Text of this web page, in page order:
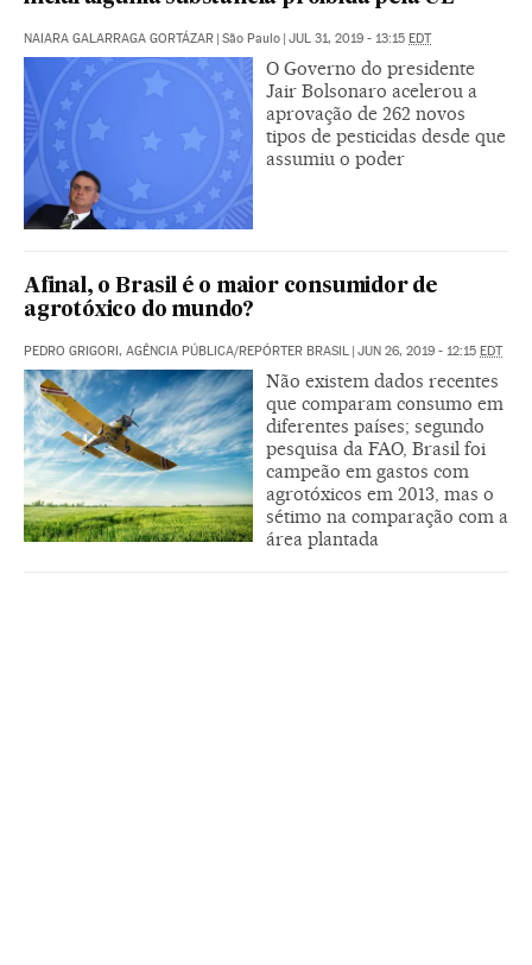
NAIARA GALARRAGA GORTÁZAR | São Paulo | JUL 31, 2019 - 13:15 EDT
O Governo do presidente
Jair Bolsonaro acelerou a
aprovação de 262 novos
tipos de pesticidas desde que
assumiu o poder
Afinal, o Brasil é o maior consumidor de
agrotóxico do mundo?
PEDRO GRIGORI, AGÊNCIA PÚBLICA/REPÓRTER BRASIL | JUN 26, 2019 - 12:15 EDT
Não existem dados recentes
que comparam consumo em
diferentes países; segundo
pesquisa da FAO, Brasil foi
campeão em gastos com
agrotóxicos em 2013, mas o
sétimo na comparação com a
área plantada